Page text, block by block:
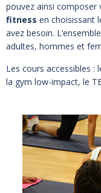
pouvez ainsi composer
fitness en choisissant
avez besoin.
adultes, hommes et
Les cours accessibles :
la gym low-impact, le